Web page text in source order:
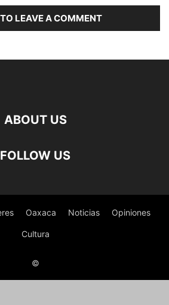
LEAVE A COMMENT
ABOUT US
FOLLOW US
Oaxaca Noticias Opiniones
Cultura
©